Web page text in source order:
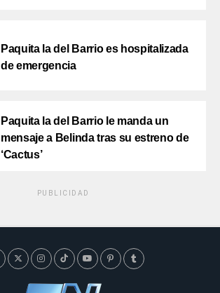
Paquita la del Barrio es hospitalizada
de emergencia
Paquita la del Barrio le manda un
mensaje a Belinda tras su estreno de
‘Cactus’
PUBLICIDAD